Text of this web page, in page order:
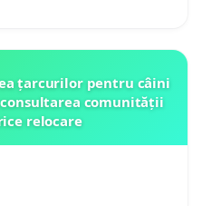
țarcurilor pentru câini
comunității
relocare